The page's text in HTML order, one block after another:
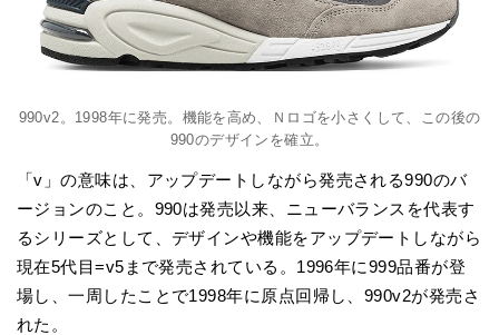
990v2。1998年に発売。機能を高め、Ｎロゴを小さくして、この後の
990のデザインを確立。
「v」の意味は、アップデートしながら発売される990のバ
ージョンのこと。990は発売以来、ニューバランスを代表す
るシリーズとして、デザインや機能をアップデートしながら
現在5代目=v5まで発売されている。1996年に999品番が登
場し、一周したことで1998年に原点回帰し、990v2が発売さ
れた。